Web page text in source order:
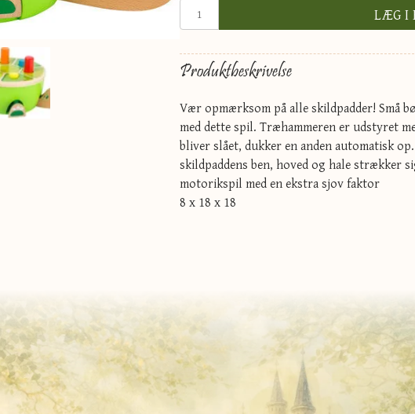
LÆG I
Produktbeskrivelse
Vær opmærksom på alle skildpadder! Små
med dette spil. Træhammeren er udstyret
bliver slået, dukker en anden automatisk
skildpaddens ben, hoved og hale strækker
motorikspil med en ekstra sjov faktor
8 x 18 x 18